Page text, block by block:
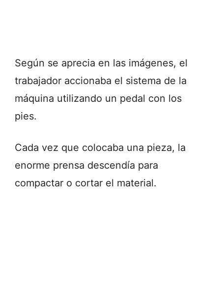
Según se aprecia en las imágenes, el
trabajador accionaba el sistema de la
máquina utilizando un pedal con los
pies.
Cada vez que colocaba una pieza, la
enorme prensa descendía para
compactar o cortar el material.